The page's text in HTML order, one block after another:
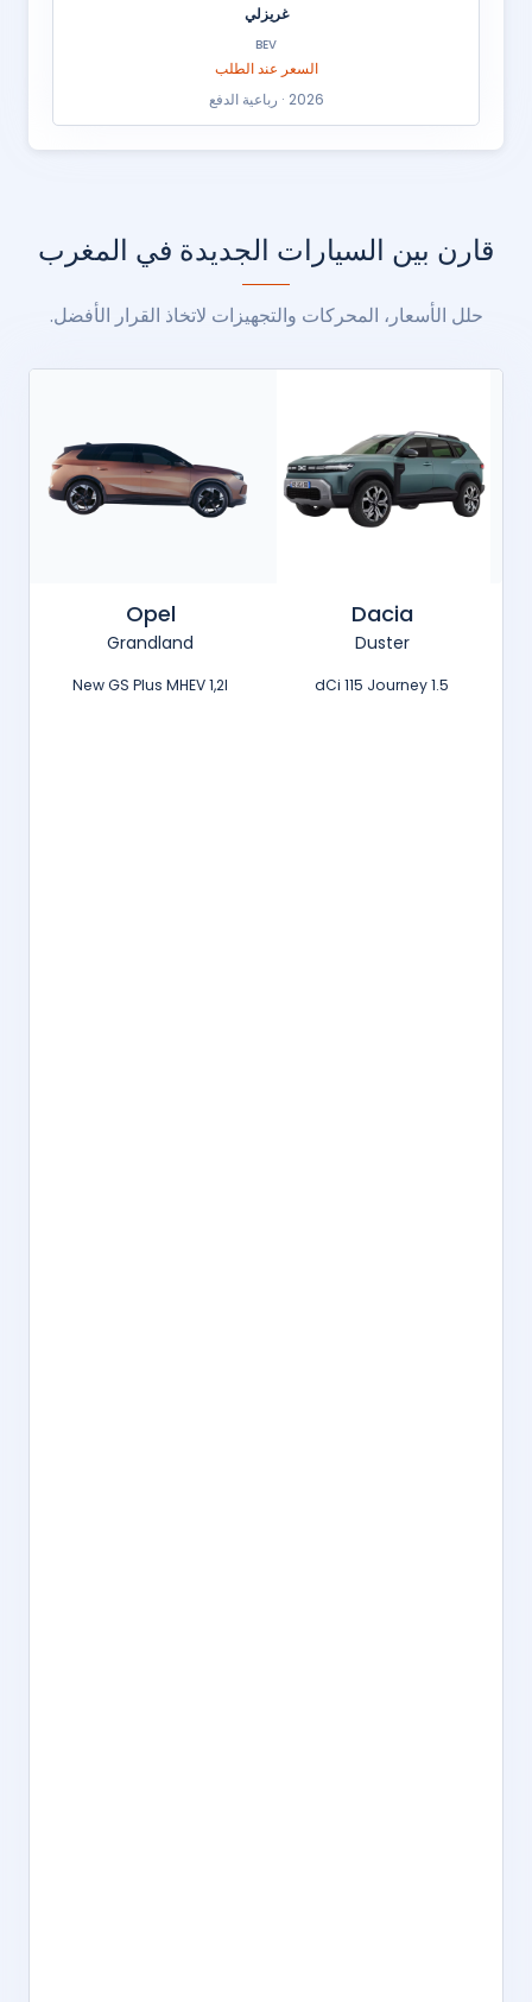
غريزلي
BEV
السعر عند الطلب
2026 · رباعية الدفع
قارن بين السيارات الجديدة في المغرب
حلل الأسعار، المحركات والتجهيزات لاتخاذ القرار الأفضل.
Dacia
Duster
1.5 dCi 115 Journey
Opel
Grandland
New GS Plus MHEV 1,2l